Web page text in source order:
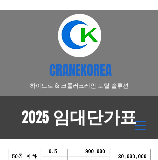
CRANEKOREA
​하이드로 & 크롤러크레인 토탈 솔루션
2025 임대단가표